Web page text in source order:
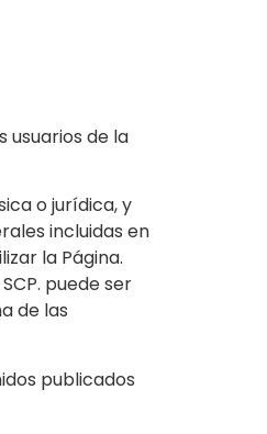
usuarios de la
o jurídica, y
incluidas en
la Página.
puede ser
de las
publicados